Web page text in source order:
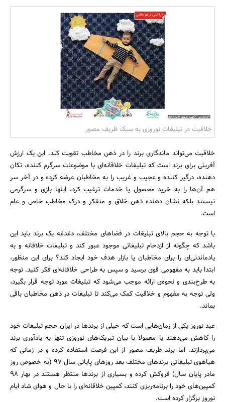
بانک، بیمه و سرمایه
مسکن و ساختمان
خلاقیت در تبلیغات نوروزی به سبک ظریف مصور
خلاقیت می‌تواند ماندگاری برند را در ذهن مخاطب تقویت کند. این یک ارزش
آفرینی برای برند است که تبلیغات خلاقانه‌ای با موضوعات سرگرم کننده، تکان
دهنده، درگیر کننده و عجیب و غریب را به مخاطبان عرضه کرده و در آخر سر
هم آن‌ها را به خرید محصول یا خدمات ترغیب کرد، اینها بازی و سرگرمی
نیستند بلکه نشان دهنده ذهن خلاق و متفکر و درک مخاطب خاص و عام
است.
با توجه به حجم بالای تبلیغات در فضاهای مختلف، دغدغه یک برند باید این
باشد که چگونه از ازدحام تبلیغاتی موجود عبور کند و تبلیغات خلاقانه و به
یادماندنی‌ای را برای مخاطبان یا بازار هدف خود ایجاد کند؟ برای این منظور،
ابتدا باید به مفهومی قوی برسید و سپس به طراحی خلاقانه‌ای فکر کنید. توجه
به طرح‌بندی و نحوه‌ی ارائه موجب می‌شود که تبلیغات مورد توجه قرار بگیرد،
ولی توجه به مفهوم و خلاقیت کمک می‌کند تا تبلیغات در ذهن مخاطبان باقی
بماند.
عید نوروز یکی از زمان‌هایی است که خیلی از برندها در ایران حجم تبلیغات خود
را کاهش می‌دهند یا معمولا با بیان تبریک‌های نوروزی تنها به یادآوری برند
می‌پردازند. اما برند ظریف مصور از این فرصت استفاده کرده و در زمانی که
هیاهوی تبلیغاتی برندهای مختلف بعد روزهای پایانی سال 97 (به خصوص روز
مادر پایان سال) فروکش کرده و بسیاری از برندها منتظر هستند در بهار 98
کمپین‌های خود را برنامه‌ریزی کنند، کمپین خلاقانه‌ای را با حال و هوای شاد ایام
نوروز برگزار کرده است.